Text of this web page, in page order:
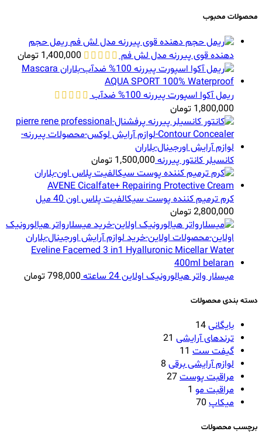
محصولات محبوب
ریمل حجم
دهنده قوی پیررنه مدل لش فم
1,400,000 تومان
ریمل آکوا اسپورت پیررنه 100% ضدآب
1,800,000 تومان
کانسیلر کانتور پیررنه1,500,000 تومان
کرم ترمیم کننده پوست سیکالفیت پلاس اون 40 میل
2,800,000تومان
میسلار واتر هیالورونیک اولاین 24 ساعته 798,000تومان
دسته بندی محصولات
بایگانی14
ترندهای آرایشی 21
گیفت ست 11
لوازم آرایشی برقی 8
مراقبت پوست27
مراقبت مو 1
میکاپ 70
برچسب محصولات